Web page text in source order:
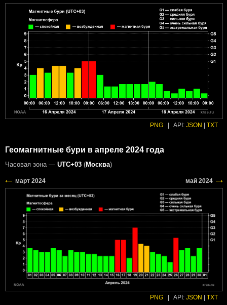
PNG API: JSON TXT
Геомагнитные бури в апреле 2024 года
Часовая зона — UTC+03 (Москва)
PNG API: JSON TXT